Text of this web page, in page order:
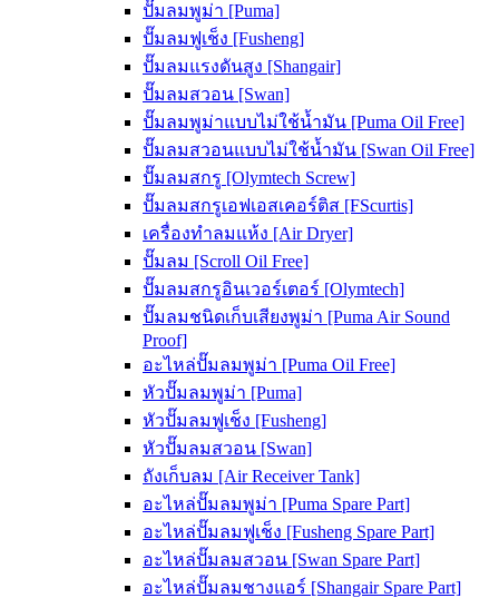
ปั๊มลมพูม่า [Puma]
ปั๊มลมฟูเช็ง [Fusheng]
ปั๊มลมแรงดันสูง [Shangair]
ปั๊มลมสวอน [Swan]
ปั๊มลมพูม่าแบบไม่ใช้น้ำมัน [Puma Oil Free]
ปั๊มลมสวอนแบบไม่ใช้น้ำมัน [Swan Oil Free]
ปั๊มลมสกรู [Olymtech Screw]
ปั๊มลมสกรูเอฟเอสเคอร์ติส [FScurtis]
เครื่องทำลมแห้ง [Air Dryer]
ปั๊มลม [Scroll Oil Free]
ปั๊มลมสกรูอินเวอร์เตอร์ [Olymtech]
ปั๊มลมชนิดเก็บเสียงพูม่า [Puma Air Sound
Proof]
อะไหล่ปั๊มลมพูม่า [Puma Oil Free]
หัวปั๊มลมพูม่า [Puma]
หัวปั๊มลมฟูเช็ง [Fusheng]
หัวปั๊มลมสวอน [Swan]
ถังเก็บลม [Air Receiver Tank]
อะไหล่ปั๊มลมพูม่า [Puma Spare Part]
อะไหล่ปั๊มลมฟูเช็ง [Fusheng Spare Part]
อะไหล่ปั๊มลมสวอน [Swan Spare Part]
อะไหล่ปั๊มลมชางแอร์ [Shangair Spare Part]